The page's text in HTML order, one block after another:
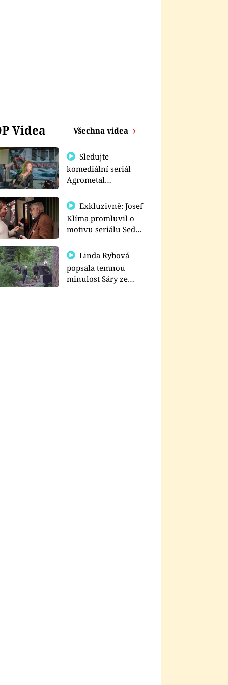
Videa Všechna videa
Sledujte
komediální seriál
Agrometal
prima+
Exkluzivně: Josef
Klíma promluvil o
motivu seriálu Sedm
Linda Rybová
popsala temnou
minulost Sáry ze